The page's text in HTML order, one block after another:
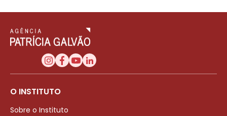
O INSTITUTO
Sobre o Instituto